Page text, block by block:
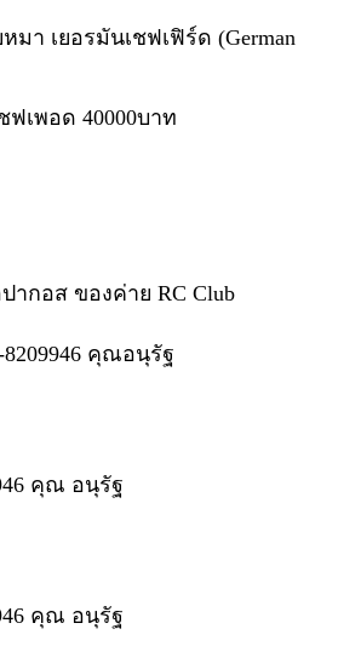
า เยอรมันเชฟเฟิร์ด (German
เพอด 40000บาท
กอส ของค่าย RC Club
คุณอนุรัฐ
คุณ อนุรัฐ
คุณ อนุรัฐ